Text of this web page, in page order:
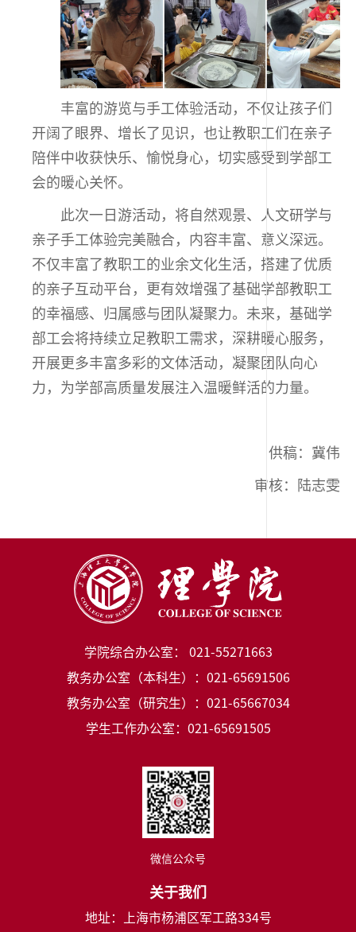
丰富的游览与手工体验活动，不仅让孩子们
开阔了眼界、增长了见识，也让教职工们在亲子
陪伴中收获快乐、愉悦身心，切实感受到学部工
会的暖心关怀。
此次一日游活动，将自然观景、人文研学与
亲子手工体验完美融合，内容丰富、意义深远。
不仅丰富了教职工的业余文化生活，搭建了优质
的亲子互动平台，更有效增强了基础学部教职工
的幸福感、归属感与团队凝聚力。未来，基础学
部工会将持续立足教职工需求，深耕暖心服务，
开展更多丰富多彩的文体活动，凝聚团队向心
力，为学部高质量发展注入温暖鲜活的力量。
供稿：冀伟
审核：陆志雯
学院综合办公室： 021-55271663
教务办公室（本科生）：021-65691506
教务办公室（研究生）：021-65667034
学生工作办公室：021-65691505
微信公众号
关于我们
地址：上海市杨浦区军工路334号